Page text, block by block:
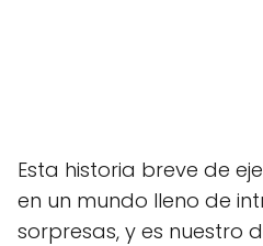
Esta historia breve de
en un mundo lleno de
sorpresas, y es nuestro